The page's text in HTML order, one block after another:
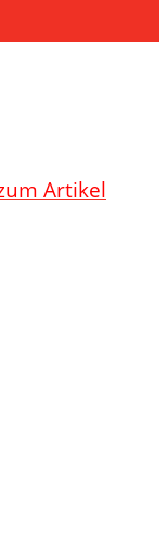
Artikel